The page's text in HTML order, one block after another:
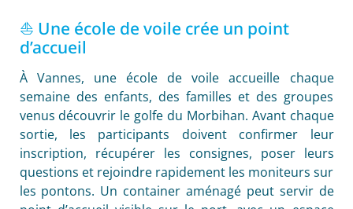
⛵ Une école de voile crée un point
d’accueil
À Vannes, une école de voile accueille chaque
semaine des enfants, des familles et des groupes
venus découvrir le golfe du Morbihan. Avant chaque
sortie, les participants doivent confirmer leur
inscription, récupérer les consignes, poser leurs
questions et rejoindre rapidement les moniteurs sur
les pontons. Un container aménagé peut servir de